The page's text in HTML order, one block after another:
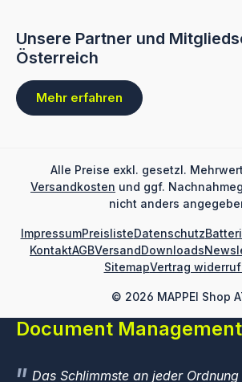
Unsere Partner und
Österreich
Mehr erfahren
Alle Preise exkl. gesetzl.
Versandkosten und ggf.
nicht anders
© 2026 MAPPEI Shop
ImpressumPreislisteDatenschutz
KontaktAGBVersandDownloads
SitemapVertrag
Document Management
Das Schlimmste an jeder